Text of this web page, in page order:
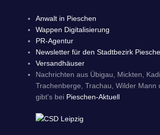
Anwalt in Pieschen
Wappen Digitalisierung
PR-Agentur
Newsletter für den Stadtbezirk
Versandhäuser
Nachrichten aus Übigau, Mickten,
Trachenberge, Trachau, Wilder Mann
gibt's bei Pieschen-Aktuell